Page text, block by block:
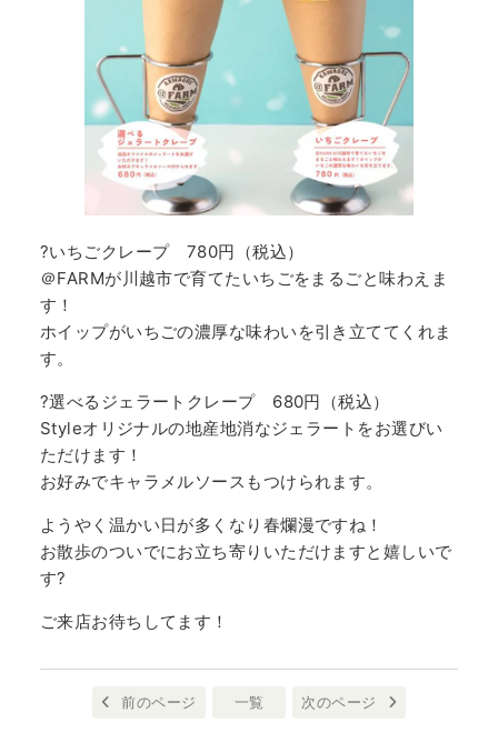
?いちごクレープ 780円（税込）
＠FARMが川越市で育てたいちごをまるごと味わえま
す！
ホイップがいちごの濃厚な味わいを引き立ててくれま
す。
?選べるジェラートクレープ 680円（税込）
Styleオリジナルの地産地消なジェラートをお選びい
ただけます！
お好みでキャラメルソースもつけられます。
ようやく温かい日が多くなり春爛漫ですね！
お散歩のついでにお立ち寄りいただけますと嬉しいで
す?
ご来店お待ちしてます！
前のページ 一覧 次のページ